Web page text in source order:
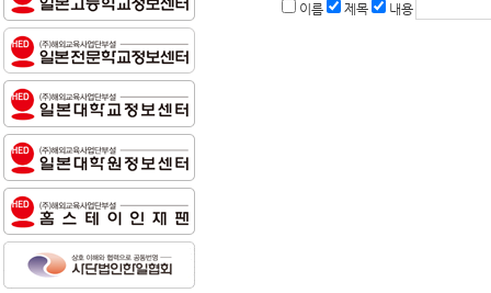
이름 제목 내용